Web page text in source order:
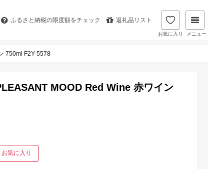
ふるさと納税の限度額をチェック 返礼品リスト
お気に入り メニュー
750ml F2Y-5578
MOOD Red Wine 赤ワイン
お気に入り